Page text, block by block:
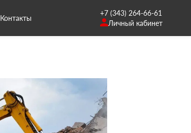
Контакты
+7 (343) 264-66-61
Личный кабинет